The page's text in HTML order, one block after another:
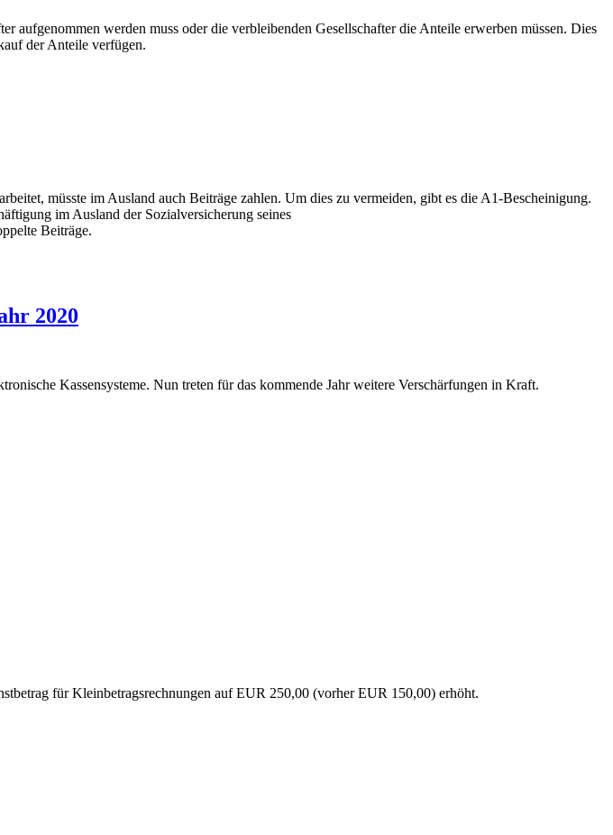
aufgenommen werden muss oder die verbleibenden Gesellschafter die Anteile erwerben müssen. Dies
der Anteile verfügen.
müsste im Ausland auch Beiträge zahlen. Um dies zu vermeiden, gibt es die A1-Bescheinigung.
im Ausland der Sozialversicherung seines
Beiträge.
2020
Kassensysteme. Nun treten für das kommende Jahr weitere Verschärfungen in Kraft.
für Kleinbetragsrechnungen auf EUR 250,00 (vorher EUR 150,00) erhöht.